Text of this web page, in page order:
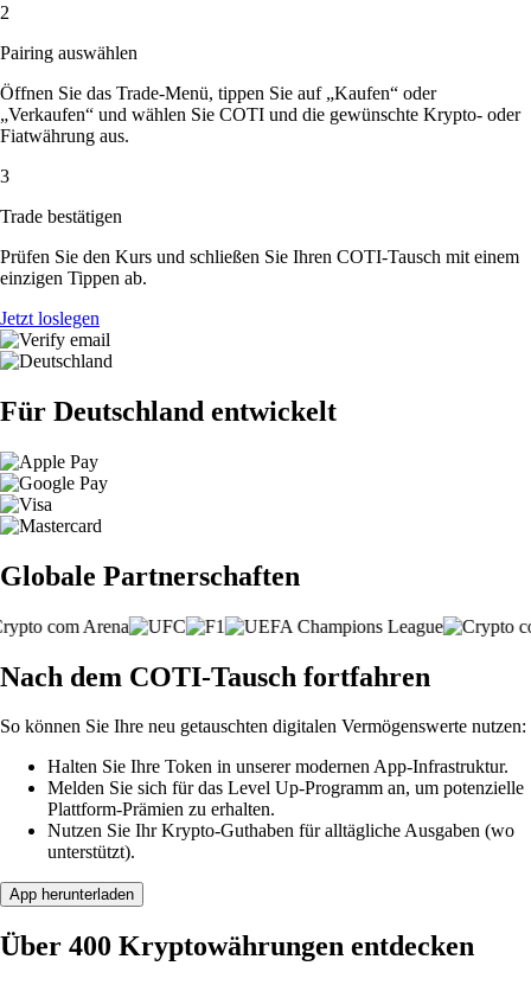
2
Pairing auswählen
Öffnen Sie das Trade-Menü, tippen Sie auf „Kaufen“ oder
„Verkaufen“ und wählen Sie COTI und die gewünschte Krypto- oder
Fiatwährung aus.
3
Trade bestätigen
Prüfen Sie den Kurs und schließen Sie Ihren COTI-Tausch mit einem
einzigen Tippen ab.
Jetzt loslegen
Für Deutschland entwickelt
Globale Partnerschaften
Nach dem COTI-Tausch fortfahren
So können Sie Ihre neu getauschten digitalen Vermögenswerte nutzen:
Halten Sie Ihre Token in unserer modernen App-Infrastruktur.
Melden Sie sich für das Level Up-Programm an, um potenzielle
Plattform-Prämien zu erhalten.
Nutzen Sie Ihr Krypto-Guthaben für alltägliche Ausgaben (wo
unterstützt).
App herunterladen
Über 400 Kryptowährungen entdecken